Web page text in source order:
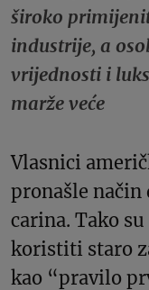
široko
industrije, a
vrijednosti i
marže veće
Vlasnici
pronašle način
carina. Tako
koristiti staro
kao “pravilo